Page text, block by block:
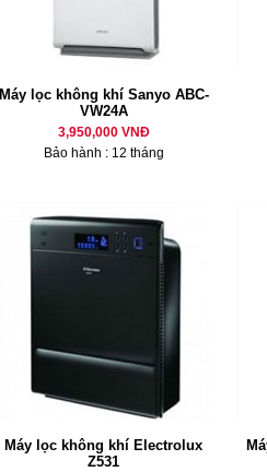
Máy lọc không khí Sanyo ABC-
VW24A
3,950,000 VNĐ
Bảo hành : 12 tháng
Máy lọc không khí Electrolux
Z531